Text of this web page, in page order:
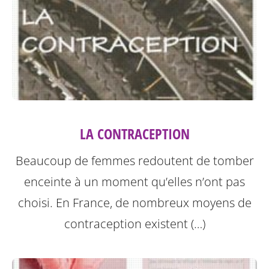
LA CONTRACEPTION
Beaucoup de femmes redoutent de tomber
enceinte à un moment qu’elles n’ont pas
choisi. En France, de nombreux moyens de
contraception existent (…)